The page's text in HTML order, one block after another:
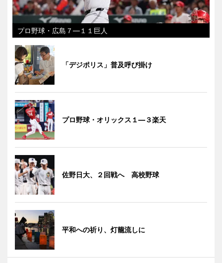
プロ野球・広島７―１１巨人
「デジポリス」普及呼び掛け
プロ野球・オリックス１―３楽天
佐野日大、２回戦へ 高校野球
平和への祈り、灯籠流しに